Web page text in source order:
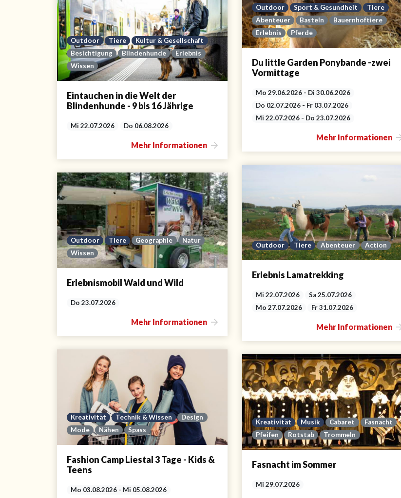
Outdoor Sport & Gesundheit
Tiere
Abenteuer
Basteln
Bauernhoftiere
Erlebnis
Pferde
Du little Garden Ponybande -zwei
Vormittage
Mo 29.06.2026 - Di 30.06.2026
Do 02.07.2026 - Fr 03.07.2026
Mi 22.07.2026 - Do 23.07.2026
Mehr Informationen
Outdoor Tiere
Kultur & Gesellschaft
Besichtigung
Blindenhunde
Erlebnis
Wissen
Eintauchen in die Welt der
Blindenhunde - 9 bis 16 Jährige
Mi 22.07.2026 Do 06.08.2026
Mehr Informationen
Outdoor Tiere Abenteuer Action
Erlebnis Lamatrekking
Mi 22.07.2026
Sa 25.07.2026
Mo 27.07.2026
Fr 31.07.2026
Mehr Informationen
Outdoor Tiere Geographie
Natur
Wissen
Erlebnismobil Wald und Wild
Do 23.07.2026
Mehr Informationen
Kreativität Technik & Wissen
Design
Mode
Nähen Spass
Fashion Camp Liestal 3 Tage - Kids &
Teens
Mo 03.08.2026 - Mi 05.08.2026
Kreativität Musik Cabaret
Fasnacht
Pfeifen
Rotstab Trommeln
Fasnacht im Sommer
Mi 29.07.2026